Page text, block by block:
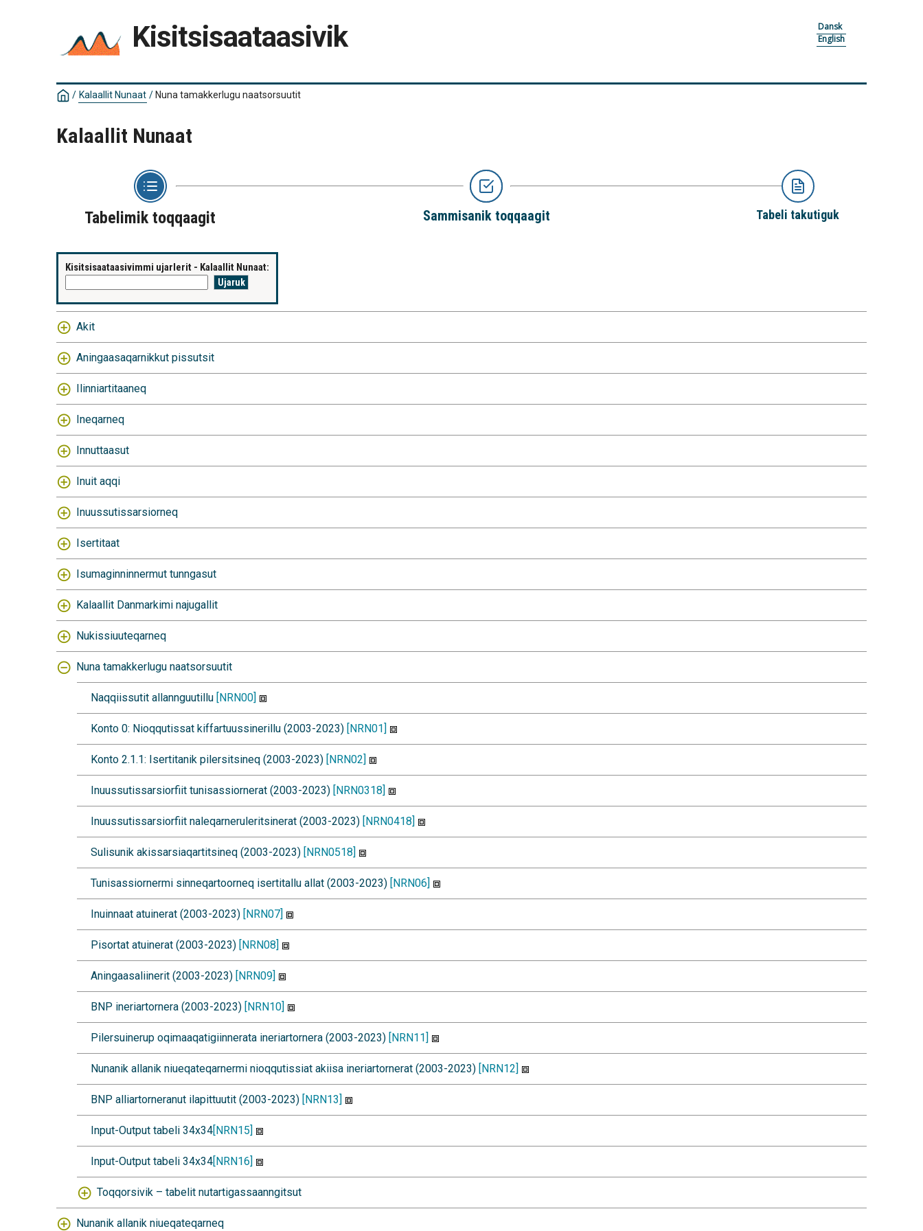
Kisitsisaataasivik
Dansk
English
/ Kalaallit Nunaat / Nuna tamakkerlugu naatsorsuutit
Kalaallit Nunaat
Tabelimik toqqaagit Sammisanik toqqaagit Tabeli takutiguk
Kisitsisaataasivimmi ujarlerit - Kalaallit Nunaat:
Akit
Aningaasaqarnikkut pissutsit
Ilinniartitaaneq
Ineqarneq
Innuttaasut
Inuit aqqi
Inuussutissarsiorneq
Isertitaat
Isumaginninnermut tunngasut
Kalaallit Danmarkimi najugallit
Nukissiuuteqarneq
Nuna tamakkerlugu naatsorsuutit
Naqqiissutit allannguutillu [NRN00]
Konto 0: Nioqqutissat kiffartuussinerillu (2003-2023) [NRN01]
Konto 2.1.1: Isertitanik pilersitsineq (2003-2023) [NRN02]
Inuussutissarsiorfiit tunisassiornerat (2003-2023) [NRN0318]
Inuussutissarsiorfiit naleqarneruleritsinerat (2003-2023) [NRN0418]
Sulisunik akissarsiaqartitsineq (2003-2023) [NRN0518]
Tunisassiornermi sinneqartoorneq isertitallu allat (2003-2023) [NRN06]
Inuinnaat atuinerat (2003-2023) [NRN07]
Pisortat atuinerat (2003-2023) [NRN08]
Aningaasaliinerit (2003-2023) [NRN09]
BNP ineriartornera (2003-2023) [NRN10]
Pilersuinerup oqimaaqatigiinnerata ineriartornera (2003-2023) [NRN11]
Nunanik allanik niueqateqarnermi nioqqutissiat akiisa ineriartornerat (2003-2023) [NRN12]
BNP alliartorneranut ilapittuutit (2003-2023) [NRN13]
Input-Output tabeli 34x34[NRN15]
Input-Output tabeli 34x34[NRN16]
Toqqorsivik – tabelit nutartigassaanngitsut
Nunanik allanik niueqateqarneq